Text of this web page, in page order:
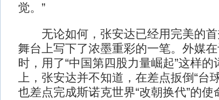
觉。”
无论如何，张安达已经用完美的首
舞台上写下了浓墨重彩的一笔。外媒
时，用了“中国第四股力量崛起”这样
上，张安达并不知道，在差点扳倒“台
也差点完成斯诺克世界“改朝换代”的